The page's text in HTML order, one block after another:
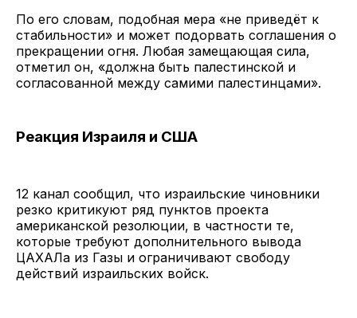
По его словам, подобная мера «не приведёт к
стабильности» и может подорвать соглашения о
прекращении огня. Любая замещающая сила,
отметил он, «должна быть палестинской и
согласованной между самими палестинцами».
Реакция Израиля и США
12 канал сообщил, что израильские чиновники
резко критикуют ряд пунктов проекта
американской резолюции, в частности те,
которые требуют дополнительного вывода
ЦАХАЛа из Газы и ограничивают свободу
действий израильских войск.